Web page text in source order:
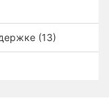
(13)